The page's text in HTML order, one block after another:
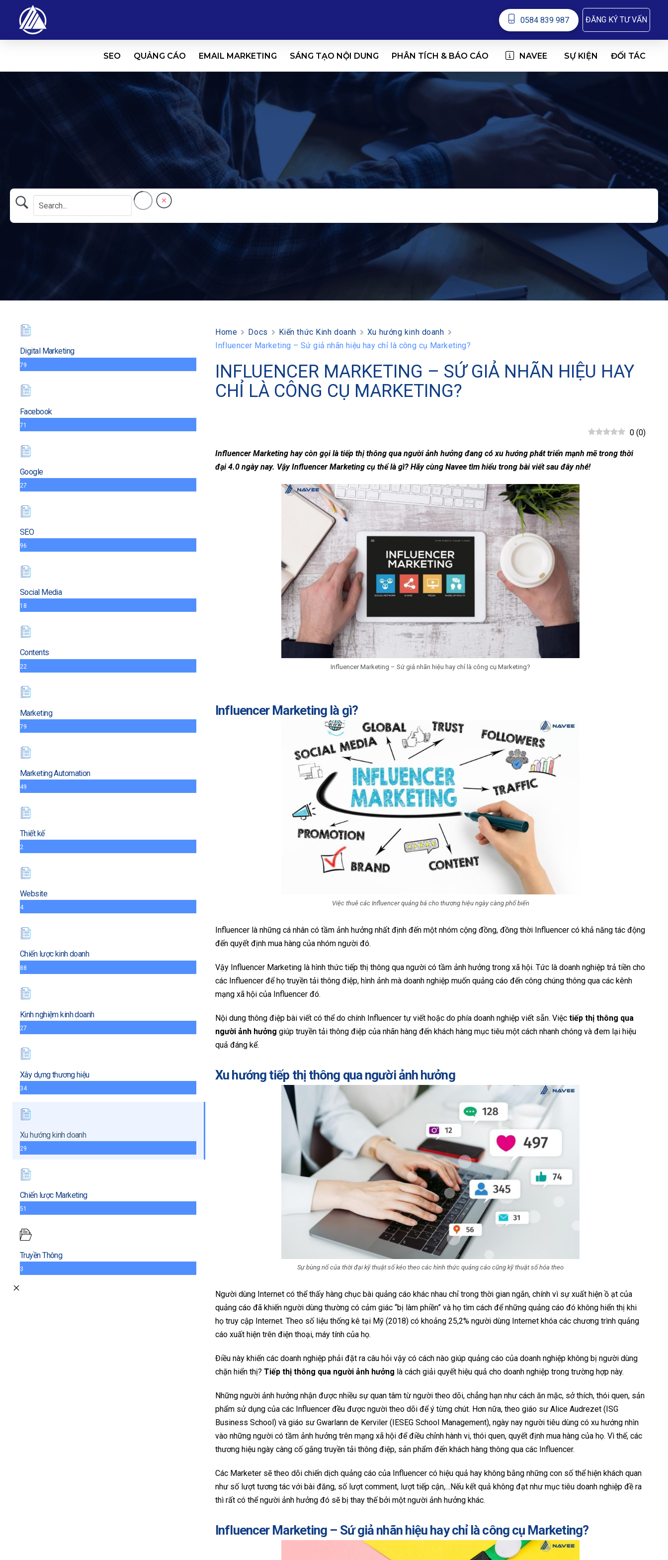
0584 839 987 ĐĂNG KÝ TƯ VẤN
SEO QUẢNG CÁO EMAIL MARKETING SÁNG TẠO NỘI DUNG PHÂN TÍCH & BÁO CÁO NAVEE SỰ KIỆN ĐỐI TÁC
Digital Marketing
79
Facebook
71
Google
27
SEO
96
Social Media
18
Contents
22
Marketing
79
Marketing Automation
49
Thiết kế
2
Website
4
Chiến lược kinh doanh
88
Kinh nghiệm kinh doanh
27
Xây dựng thương hiệu
34
Xu hướng kinh doanh
29
Chiến lược Marketing
51
Truyền Thông
3
Home Docs Kiến thức Kinh doanh
Xu hướng kinh doanh
Influencer Marketing – Sứ giả nhãn hiệu hay chỉ là công cụ Marketing?
INFLUENCER MARKETING – SỨ GIẢ NHÃN HIỆU HAY
CHỈ LÀ CÔNG CỤ MARKETING?
0 (0)
Influencer Marketing hay còn gọi là tiếp thị thông qua người ảnh hưởng đang có xu hướng phát triển mạnh mẽ trong thời
đại 4.0 ngày nay. Vậy Influencer Marketing cụ thể là gì? Hãy cùng Navee tìm hiểu trong bài viết sau đây nhé!
Influencer Marketing – Sứ giả nhãn hiệu hay chỉ là công cụ Marketing?
Influencer Marketing là gì?
Việc thuê các Influencer quảng bá cho thương hiệu ngày càng phổ biến
Influencer là những cá nhân có tầm ảnh hưởng nhất định đến một nhóm cộng đồng, đồng thời Influencer có khả năng tác động
đến quyết định mua hàng của nhóm người đó.
Vậy Influencer Marketing là hình thức tiếp thị thông qua người có tầm ảnh hưởng trong xã hội. Tức là doanh nghiệp trả tiền cho
các Influencer để họ truyền tải thông điệp, hình ảnh mà doanh nghiệp muốn quảng cáo đến công chúng thông qua các kênh
mạng xã hội của Influencer đó.
Nội dung thông điệp bài viết có thể do chính Influencer tự viết hoặc do phía doanh nghiệp viết sẵn. Việctiếp thị thông qua
người ảnh hưởng giúp truyền tải thông điệp của nhãn hàng đến khách hàng mục tiêu một cách nhanh chóng và đem lại hiệu
quả đáng kể.
Xu hướng tiếp thị thông qua người ảnh hưởng
Sự bùng nổ của thời đại kỹ thuật số kéo theo các hình thức quảng cáo cũng kỹ thuật số hóa theo
Người dùng Internet có thể thấy hàng chục bài quảng cáo khác nhau chỉ trong thời gian ngắn, chính vì sự xuất hiện ồ ạt của
quảng cáo đã khiến người dùng thường có cảm giác “bị làm phiền” và họ tìm cách để những quảng cáo đó không hiển thị khi
họ truy cập Internet. Theo số liệu thống kê tại Mỹ (2018) có khoảng 25,2% người dùng Internet khóa các chương trình quảng
cáo xuất hiện trên điện thoại, máy tính của họ.
Điều này khiến các doanh nghiệp phải đặt ra câu hỏi vậy có cách nào giúp quảng cáo của doanh nghiệp không bị người dùng
chặn hiển thị?Tiếp thị thông qua người ảnh hưởng là cách giải quyết hiệu quả cho doanh nghiệp trong trường hợp này.
Những người ảnh hưởng nhận được nhiều sự quan tâm từ người theo dõi, chẳng hạn như cách ăn mặc, sở thích, thói quen, sản
phẩm sử dụng của các Influencer đều được người theo dõi để ý từng chút. Hơn nữa, theo giáo sư Alice Audrezet (ISG
Business School) và giáo sư Gwarlann de Kerviler (IESEG School Management), ngày nay người tiêu dùng có xu hướng nhìn
vào những người có tầm ảnh hưởng trên mạng xã hội để điều chỉnh hành vi, thói quen, quyết định mua hàng của họ. Vì thế, các
thương hiệu ngày càng cố gắng truyền tải thông điệp, sản phẩm đến khách hàng thông qua các Influencer.
Các Marketer sẽ theo dõi chiến dịch quảng cáo của Influencer có hiệu quả hay không bằng những con số thể hiện khách quan
như số lượt tương tác với bài đăng, số lượt comment, lượt tiếp cận,…Nếu kết quả không đạt như mục tiêu doanh nghiệp đề ra
thì rất có thể người ảnh hưởng đó sẽ bị thay thế bởi một người ảnh hưởng khác.
Influencer Marketing – Sứ giả nhãn hiệu hay chỉ là công cụ Marketing?